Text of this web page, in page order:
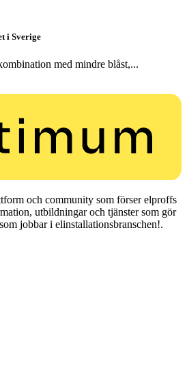
i Sverige
med mindre blåst,...
och community som förser elproffs
utbildningar och tjänster som gör
jobbar i elinstallationsbranschen!.